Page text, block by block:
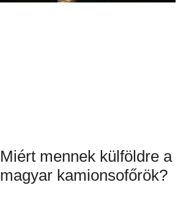
Miért mennek külföldre a
magyar kamionsofőrök?